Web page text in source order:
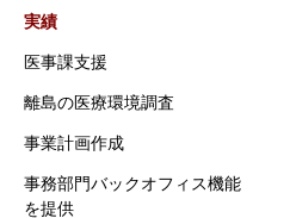
実績
医事課支援
離島の医療環境調査
事業計画作成
事務部門バックオフィス機能
を提供